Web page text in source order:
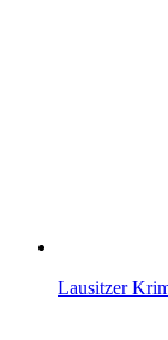
Lausitzer